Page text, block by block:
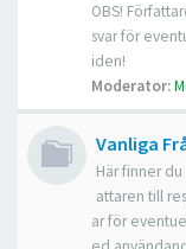
OBS!
svar för
iden!
Moderator:
Vanliga
Här finner
attaren till
ar för